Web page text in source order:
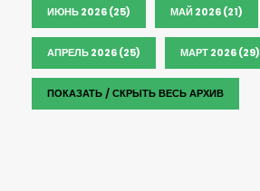
ИЮНЬ 2026 (25) МАЙ 2026 (21)
АПРЕЛЬ 2026 (25) МАРТ 2026 (29)
ПОКАЗАТЬ / СКРЫТЬ ВЕСЬ АРХИВ